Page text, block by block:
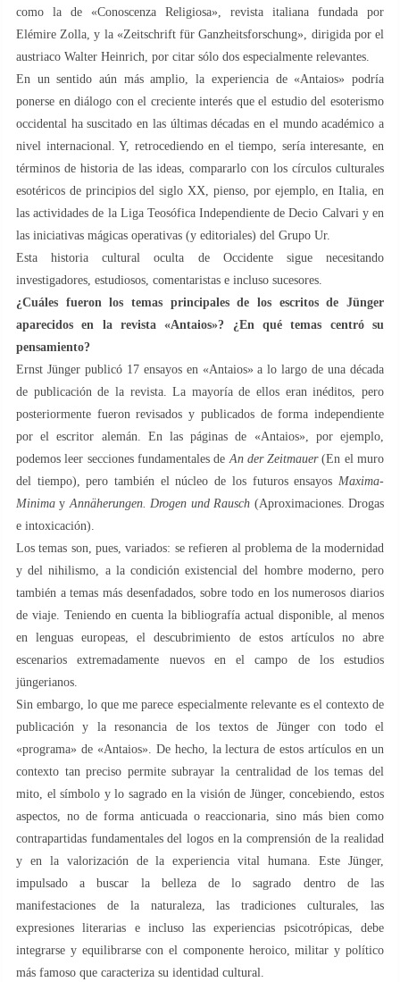
como la de «Conoscenza Religiosa», revista italiana fundada por
Elémire Zolla, y la «Zeitschrift für Ganzheitsforschung», dirigida por el
austriaco Walter Heinrich, por citar sólo dos especialmente relevantes.
En un sentido aún más amplio, la experiencia de «Antaios» podría
ponerse en diálogo con el creciente interés que el estudio del esoterismo
occidental ha suscitado en las últimas décadas en el mundo académico a
nivel internacional. Y, retrocediendo en el tiempo, sería interesante, en
términos de historia de las ideas, compararlo con los círculos culturales
esotéricos de principios del siglo XX, pienso, por ejemplo, en Italia, en
las actividades de la Liga Teosófica Independiente de Decio Calvari y en
las iniciativas mágicas operativas (y editoriales) del Grupo Ur.
Esta historia cultural oculta de Occidente sigue necesitando
investigadores, estudiosos, comentaristas e incluso sucesores.
¿Cuáles fueron los temas principales de los escritos de Jünger
aparecidos en la revista «Antaios»? ¿En qué temas centró su
pensamiento?
Ernst Jünger publicó 17 ensayos en «Antaios» a lo largo de una década
de publicación de la revista. La mayoría de ellos eran inéditos, pero
posteriormente fueron revisados y publicados de forma independiente
por el escritor alemán. En las páginas de «Antaios», por ejemplo,
podemos leer secciones fundamentales de An der Zeitmauer(En el muro
del tiempo), pero también el núcleo de los futuros ensayos Maxima-
Minima y Annäherungen. Drogen und Rausch (Aproximaciones. Drogas
e intoxicación).
Los temas son, pues, variados: se refieren al problema de la modernidad
y del nihilismo, a la condición existencial del hombre moderno, pero
también a temas más desenfadados, sobre todo en los numerosos diarios
de viaje. Teniendo en cuenta la bibliografía actual disponible, al menos
en lenguas europeas, el descubrimiento de estos artículos no abre
escenarios extremadamente nuevos en el campo de los estudios
jüngerianos.
Sin embargo, lo que me parece especialmente relevante es el contexto de
publicación y la resonancia de los textos de Jünger con todo el
«programa» de «Antaios». De hecho, la lectura de estos artículos en un
contexto tan preciso permite subrayar la centralidad de los temas del
mito, el símbolo y lo sagrado en la visión de Jünger, concebiendo, estos
aspectos, no de forma anticuada o reaccionaria, sino más bien como
contrapartidas fundamentales del logos en la comprensión de la realidad
y en la valorización de la experiencia vital humana. Este Jünger,
impulsado a buscar la belleza de lo sagrado dentro de las
manifestaciones de la naturaleza, las tradiciones culturales, las
expresiones literarias e incluso las experiencias psicotrópicas, debe
integrarse y equilibrarse con el componente heroico, militar y político
más famoso que caracteriza su identidad cultural.